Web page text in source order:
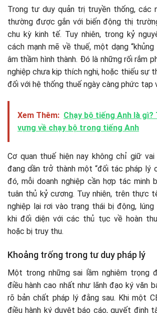
Trong tư duy quản trị truyền thống, các
thường được gắn với biến động thị
chu kỳ kinh tế. Tuy nhiên, trong kỷ
cách mạnh mẽ về thuế, một dạng “khủng
âm thầm hình thành. Đó là những rối rắm
nghiệp chưa kịp thích nghi, hoặc thiếu sự
đối với hệ thống thuế ngày càng phức tạp
Xem Thêm: Chạy bộ tiếng Anh là gì?
vựng về chạy bộ trong tiếng Anh
Cơ quan thuế hiện nay không chỉ giữ
đang dần trở thành một “đối tác pháp lý
đó, mỗi doanh nghiệp cần hợp tác minh
tuân thủ kỷ cương. Tuy nhiên, trên thực
nghiệp lại rơi vào trạng thái bị động,
khi đối diện với các thủ tục về hoàn
hoặc bị truy thu.
Khoảng trống trong tư duy pháp lý
Một trong những sai lầm nghiêm trọng
điều hành cao nhất như lãnh đạo ký văn
rõ bản chất pháp lý đằng sau. Khi một
điều hành ký duyệt báo cáo, quyết định